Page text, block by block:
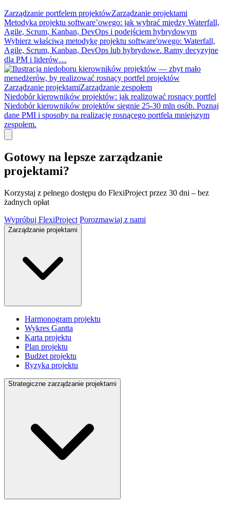
Zarządzanie portfelem projektówZarządzanie projektami
Metodyka projektu software’owego: jak wybrać między Waterfall,
Agile, Scrum, Kanban, DevOps i podejściem hybrydowym
Wybierz właściwą metodykę projektu software'owego: Waterfall,
Agile, Scrum, Kanban, DevOps lub hybrydowe. Ramy decyzyjne
dla PM i liderów…
Zarządzanie projektamiZarządzanie zespołem
Niedobór kierowników projektów: jak realizować rosnący portfel
Niedobór kierowników projektów sięgnie 25-30 mln osób. Poznaj
dane PMI i sposoby na realizację rosnącego portfela mniejszym
zespołem.
Gotowy na lepsze zarządzanie
projektami?
Korzystaj z pełnego dostępu do FlexiProject przez 30 dni – bez
żadnych opłat
Wypróbuj FlexiProject Porozmawiaj z nami
Zarządzanie projektami
Harmonogram projektu
Wykres Gantta
Karta projektu
Plan projektu
Budżet projektu
Ryzyka projektu
Strategiczne zarządzanie projektami